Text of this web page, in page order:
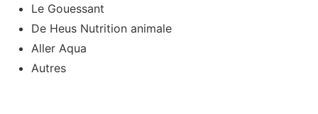
Le Gouessant
De Heus Nutrition animale
Aller Aqua
Autres